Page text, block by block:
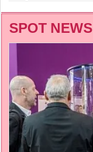
SPOT NEWS